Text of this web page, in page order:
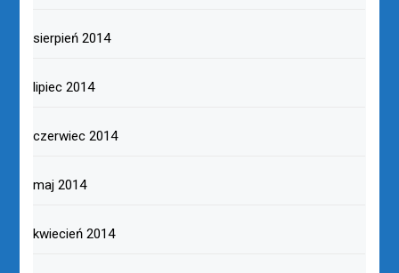
sierpień 2014
lipiec 2014
czerwiec 2014
maj 2014
kwiecień 2014